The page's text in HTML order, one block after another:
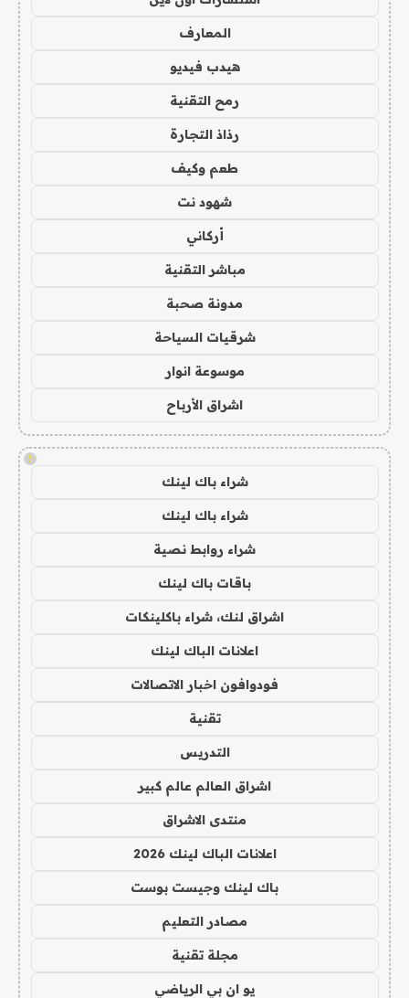
المعارف
هيدب فيديو
رمح التقنية
رذاذ التجارة
طعم وكيف
شهود نت
أركاني
مباشر التقنية
مدونة صحبة
شرقيات السياحة
موسوعة انوار
اشراق الأرباح
!
شراء باك لينك
شراء باك لينك
شراء روابط نصية
باقات باك لينك
اشراق لنك، شراء باكلينكات
اعلانات الباك لينك
فودوافون اخبار الاتصالات
تقنية
التدريس
اشراق العالم عالم كبير
منتدى الاشراق
اعلانات الباك لينك 2026
باك لينك وجيست بوست
مصادر التعليم
مجلة تقنية
يو ان بي الرياضي